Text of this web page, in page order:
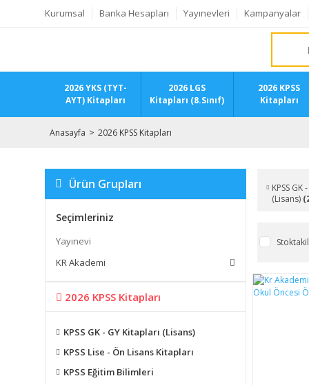
Kurumsal Banka Hesapları Yayınevleri Kampanyalar
2026 YKS (TYT-
AYT) Kitapları
2026 LGS
Kitapları (8.Sınıf)
2026 KPSS
Kitapları
Anasayfa 2026 KPSS Kitapları
Ürün Grupları
Seçimleriniz
Yayınevi
KR Akademi
2026 KPSS Kitapları
KPSS GK - GY Kitapları (Lisans)
KPSS Lise - Ön Lisans Kitapları
KPSS Eğitim Bilimleri
KPSS GK
(Lisans)